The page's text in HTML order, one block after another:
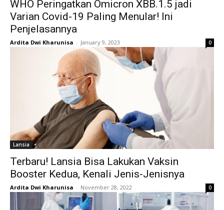
WHO Peringatkan Omicron XBB.1.5 jadi
Varian Covid-19 Paling Menular! Ini
Penjelasannya
Ardita Dwi Kharunisa - January 9, 2023 0
Lansia
Terbaru! Lansia Bisa Lakukan Vaksin
Booster Kedua, Kenali Jenis-Jenisnya
Ardita Dwi Kharunisa - November 28, 2022 0